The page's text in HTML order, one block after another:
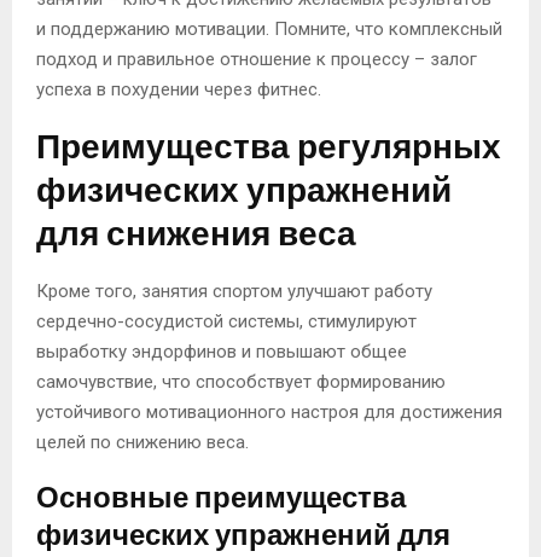
и поддержанию мотивации. Помните, что комплексный
подход и правильное отношение к процессу – залог
успеха в похудении через фитнес.
Преимущества регулярных
физических упражнений
для снижения веса
Кроме того, занятия спортом улучшают работу
сердечно-сосудистой системы, стимулируют
выработку эндорфинов и повышают общее
самочувствие, что способствует формированию
устойчивого мотивационного настроя для достижения
целей по снижению веса.
Основные преимущества
физических упражнений для